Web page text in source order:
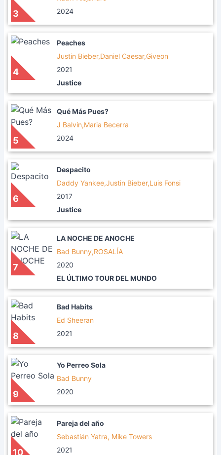
3
2024
4
Peaches
Justin Bieber,Daniel Caesar,Giveon
2021
Justice
5
Qué Más Pues?
J Balvin,Maria Becerra
2024
6
Despacito
Daddy Yankee,Justin Bieber,Luis Fonsi
2017
Justice
7
LA NOCHE DE ANOCHE
Bad Bunny,ROSALÍA
2020
EL ÚLTIMO TOUR DEL MUNDO
8
Bad Habits
Ed Sheeran
2021
9
Yo Perreo Sola
Bad Bunny
2020
10
Pareja del año
Sebastián Yatra, Mike Towers
2021